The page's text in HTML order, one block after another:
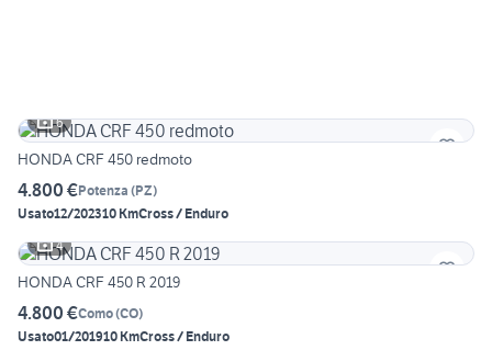
6
HONDA CRF 450 redmoto
4.800 €Potenza (PZ)
Usato12/202310 KmCross / Enduro
4
HONDA CRF 450 R 2019
4.800 €Como(CO)
Usato01/201910 KmCross / Enduro